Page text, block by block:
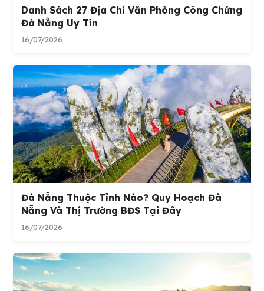
Danh Sách 27 Địa Chỉ Văn Phòng Công Chứng
Đà Nẵng Uy Tín
16/07/2026
Đà Nẵng Thuộc Tỉnh Nào? Quy Hoạch Đà
Nẵng Và Thị Trường BĐS Tại Đây
16/07/2026